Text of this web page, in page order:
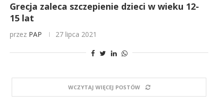
Grecja zaleca szczepienie dzieci w wieku 12-
15 lat
przez PAP 27 lipca 2021
WCZYTAJ WIĘCEJ POSTÓW